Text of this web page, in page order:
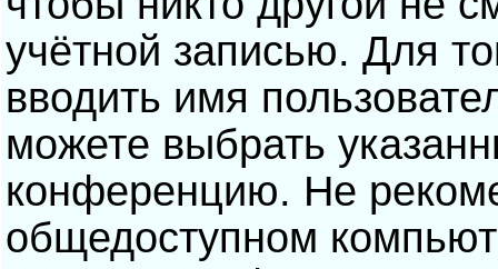
учётной записью. Для
вводить имя
можете выбрать
конференцию. Не
общедоступном